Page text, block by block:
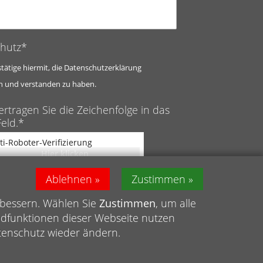
Ablehnen
Zustimmen
Wählen Sie Zustimmen, um alle
dieser Webseite nutzen
wieder ändern.
hiermit, die Datenschutzerklärung
und verstanden zu haben.
Sie die Zeichenfolge in das
Roboter-Verifizierung
Hier klicken
FriendlyCaptcha ⇗